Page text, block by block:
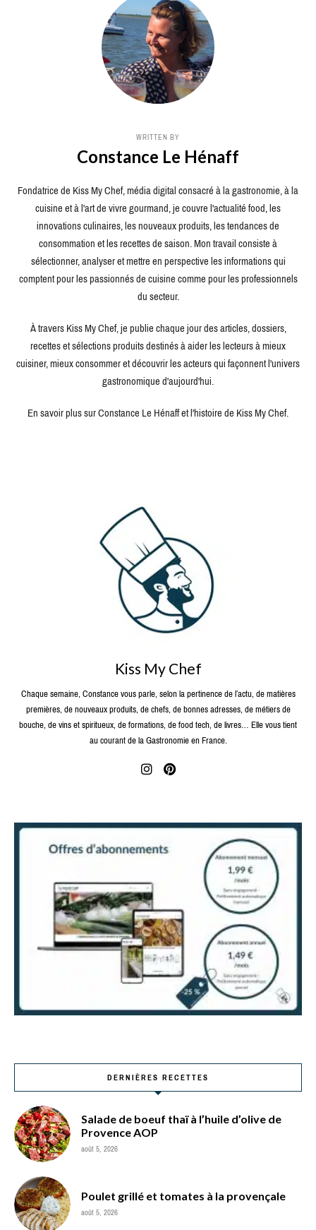
WRITTEN BY
Constance Le Hénaff
Fondatrice de Kiss My Chef, média digital consacré à la gastronomie, à la
cuisine et à l'art de vivre gourmand, je couvre l'actualité food, les
innovations culinaires, les nouveaux produits, les tendances de
consommation et les recettes de saison. Mon travail consiste à
sélectionner, analyser et mettre en perspective les informations qui
comptent pour les passionnés de cuisine comme pour les professionnels
du secteur.
À travers Kiss My Chef, je publie chaque jour des articles, dossiers,
recettes et sélections produits destinés à aider les lecteurs à mieux
cuisiner, mieux consommer et découvrir les acteurs qui façonnent l'univers
gastronomique d'aujourd'hui.
En savoir plus sur Constance Le Hénaff et l'histoire de Kiss My Chef.
Kiss My Chef
Chaque semaine, Constance vous parle, selon la pertinence de l’actu, de matières
premières, de nouveaux produits, de chefs, de bonnes adresses, de métiers de
bouche, de vins et spiritueux, de formations, de food tech, de livres… Elle vous tient
au courant de la Gastronomie en France.
DERNIÈRES RECETTES
Salade de boeuf thaï à l’huile d’olive de
Provence AOP
août 5, 2026
Poulet grillé et tomates à la provençale
août 5, 2026